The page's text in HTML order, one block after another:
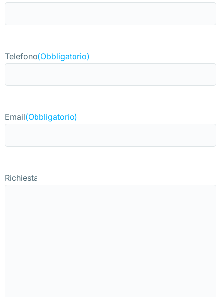
Telefono(Obbligatorio)
Email(Obbligatorio)
Richiesta